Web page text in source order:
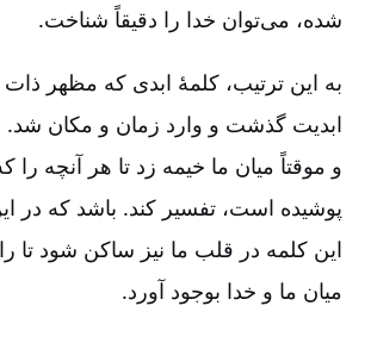
شده‌، می‌توان خدا را دقیقاً شناخت‌.
به این ترتیب‌، کلمۀ ابدی که مظهر ذات
ابدیت گذشت و وارد زمان و مکان شد.
و موقتاً میان ما خیمه زد تا هر آنچه را
پوشیده ‌است‌، تفسیر کند. باشد که در
این کلمه در قلب ما نیز ساکن شود تا
میان ما و خدا بوجود آورد.